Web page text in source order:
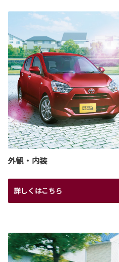
外観・内装
詳しくはこちら